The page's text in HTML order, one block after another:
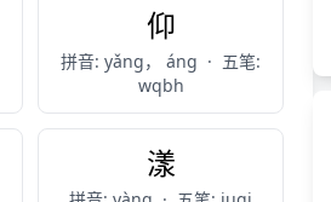
仰
拼音: yǎng， áng · 五笔:
wqbh
漾